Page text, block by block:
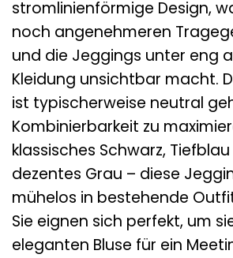
stromlinienförmige Design,
noch angenehmeren
und die Jeggings unter eng
Kleidung unsichtbar macht.
ist typischerweise neutral
Kombinierbarkeit zu
klassisches Schwarz,
dezentes Grau – diese
mühelos in bestehende
Sie eignen sich perfekt, um
eleganten Bluse für ein